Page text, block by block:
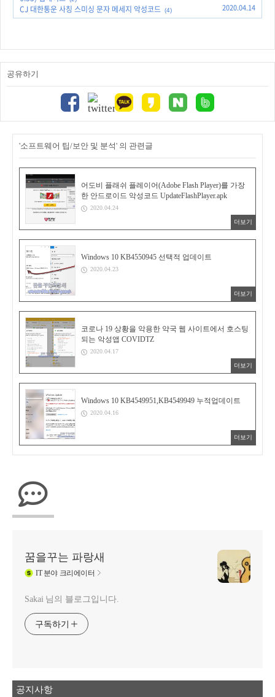
CJ 대한통운 사칭 스미싱 문자 메세지 악성코드 (4) 2020.04.14
공유하기
'소프트웨어 팁/보안 및 분석' 의 관련글
어도비 플래쉬 플레이어(Adobe Flash Player)를 가장
한 안드로이드 악성코드 UpdateFlashPlayer.apk
2020.04.24
더보기
Windows 10 KB4550945 선택적 업데이트
2020.04.23
더보기
코로나 19 상황을 악용한 약국 웹 사이트에서 호스팅
되는 악성앱 COVIDTZ
2020.04.17
더보기
Windows 10 KB4549951,KB4549949 누적업데이트
2020.04.16
더보기
꿈을꾸는 파랑새
IT분야 크리에이터
Sakai 님의 블로그입니다.
구독하기
공지사항